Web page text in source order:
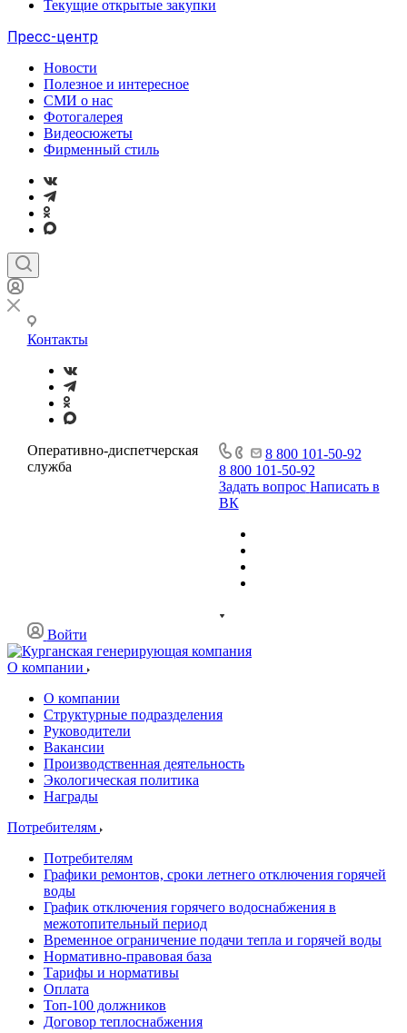
Текущие открытые закупки
Пресс-центр
Новости
Полезное и интересное
СМИ о нас
Фотогалерея
Видеосюжеты
Фирменный стиль
Контакты
Оперативно-диспетчерская
служба
8 800 101-50-92
8 800 101-50-92
Задать вопрос Написать в
ВК
Войти
О компании
О компании
Структурные подразделения
Руководители
Вакансии
Производственная деятельность
Экологическая политика
Награды
Потребителям
Потребителям
Графики ремонтов, сроки летнего отключения горячей
воды
График отключения горячего водоснабжения в
межотопительный период
Временное ограничение подачи тепла и горячей воды
Нормативно-правовая база
Тарифы и нормативы
Оплата
Топ-100 должников
Договор теплоснабжения